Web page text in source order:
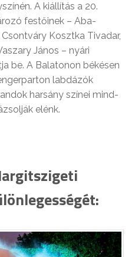
A kiállítás a 20.
festőinek – Aba-
Kosztka Tivadar,
János – nyári
be. A Balatonon békésen
labdázók
harsány színei mind-
elénk.